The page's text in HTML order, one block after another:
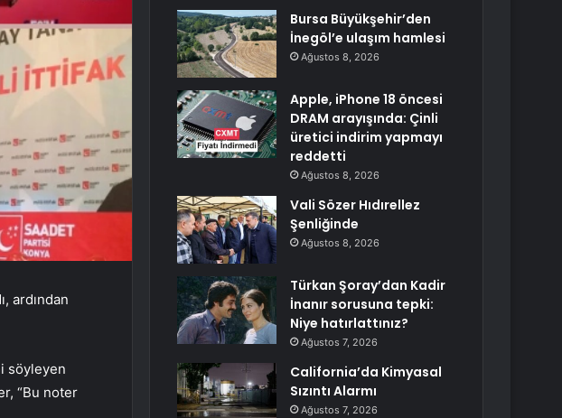
ardından
söyleyen
“Bu noter
Bursa Büyükşehir’den
İnegöl’e ulaşım hamlesi
Ağustos 8, 2026
Apple, iPhone 18 öncesi
DRAM arayışında: Çinli
üretici indirim yapmayı
reddetti
Ağustos 8, 2026
Vali Sözer Hıdırellez
Şenliğinde
Ağustos 8, 2026
Türkan Şoray’dan Kadir
İnanır sorusuna tepki:
Niye hatırlattınız?
Ağustos 7, 2026
California’da Kimyasal
Sızıntı Alarmı
Ağustos 7, 2026